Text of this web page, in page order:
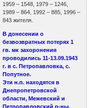
1959 – 1548, 1979 – 1246,
1989 – 864, 1992 – 885, 1996 –
843 жителя.
В донесении о
безвозвратных потерях 1
гв. мк захоронения
проводились 11-13.09.1943
г. в с. Петропавловка, с.
Попутное.
Эти н.п. находятся в
Днепропетровской
области, Межевский и
Петропавловский р-ны.